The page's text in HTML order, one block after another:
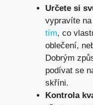
Určete si
vypravíte na
tím, co
oblečení,
Dobrým
podívat se
skříni.
Kontrola